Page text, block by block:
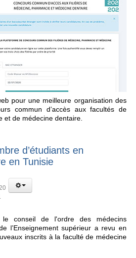
pour une meilleure organisation des
commun d’accès aux facultés de
et de médecine dentaire.
d’étudiants en
en Tunisie
le conseil de l'ordre des médecins
l’Enseignement supérieur a revu en
inscrits à la faculté de médecine